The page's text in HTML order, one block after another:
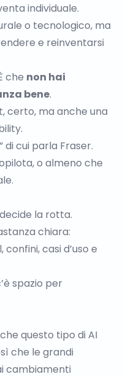
individuale.
o tecnologico, ma
e reinventarsi
che non hai
bene.
certo, ma anche una
di cui parla Fraser.
, o almeno che
la rotta.
chiara:
casi d’uso e
spazio per
questo tipo di AI
che le grandi
cambiamenti